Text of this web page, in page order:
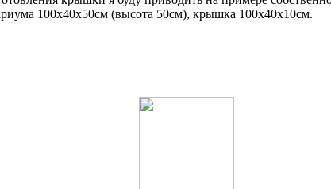
100х40х50см (высота 50см), крышка 100х40х10см.